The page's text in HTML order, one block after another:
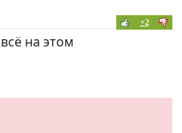
+2
на этом